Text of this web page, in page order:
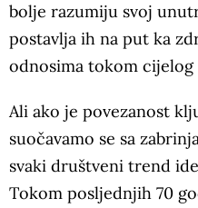
bolje razumiju svoj
postavlja ih na put ka
odnosima tokom cijelog
Ali ako je povezanost
suočavamo se sa
svaki društveni trend
Tokom posljednjih 70